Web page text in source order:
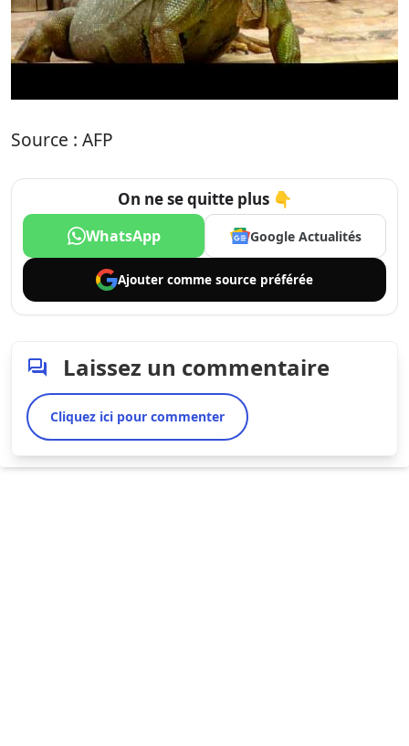
Source : AFP
On ne se quitte plus 👇
WhatsApp Google Actualités
Ajouter comme source préférée
Laissez un commentaire
Cliquez ici pour commenter